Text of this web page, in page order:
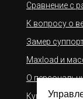
Сравнение с
К вопросу о
Замер
Maxload и
О
Купить